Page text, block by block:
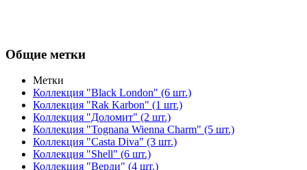
Общие метки
Метки
Коллекция "Black London" (6 шт.)
Коллекция "Rak Karbon" (1 шт.)
Коллекция "Доломит" (2 шт.)
Коллекция "Tognana Wienna Charm" (5 шт.)
Коллекция "Casta Diva" (3 шт.)
Коллекция "Shell" (6 шт.)
Коллекция "Верди" (4 шт.)